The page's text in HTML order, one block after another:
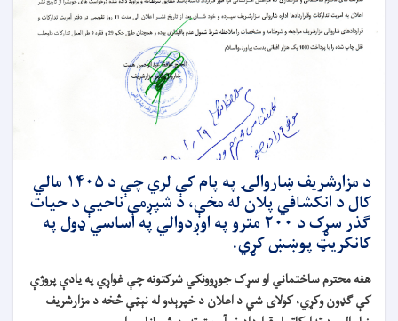
د مزارشریف ښاروالۍ په پام کې لري چې د ۱۴۰۵ مالي
کال د انکشافي پلان له مخې، د شپږمې ناحیې د حیات
ګذر سړک د ۲۰۰ مترو په اوږدوالي په اساسي ډول په
کانکریټ پوښښ کړي.
هغه محترم ساختماني او سړک جوړوونکي شرکتونه چې غواړي په یادې پروژې
کې ګډون وکړي، کولای شي د اعلان د خپرېدو له نېټې څخه د مزارشریف